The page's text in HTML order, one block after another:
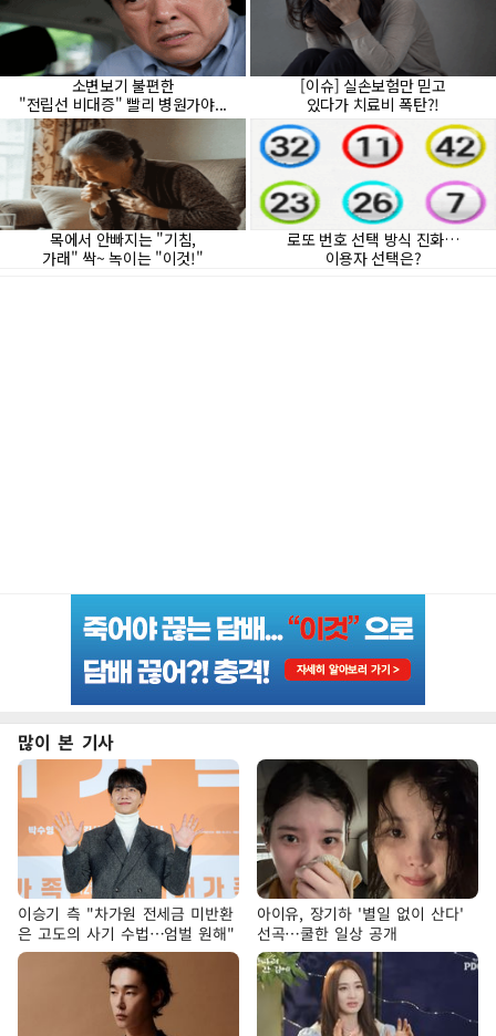
많이 본 기사
이승기 측 "차가원 전세금 미반환
은 고도의 사기 수법…엄벌 원해"
아이유, 장기하 '별일 없이 산다'
선곡…쿨한 일상 공개